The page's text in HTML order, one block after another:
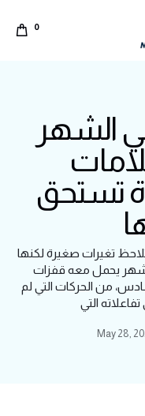
0
الشهر
تستحق
تغيرات صغيرة لكنها
يحمل معه قفزات
من الحركات التي لم
May 28,